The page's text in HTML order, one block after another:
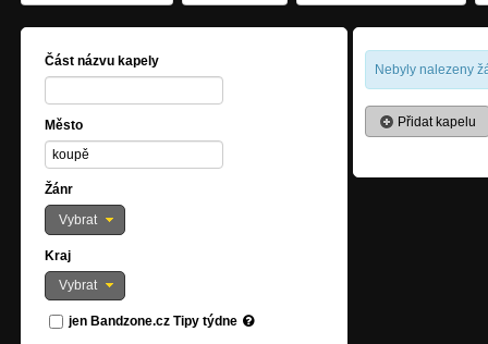
Část názvu kapely
Město
Žánr
Vybrat
Kraj
Vybrat
jen Bandzone.cz Tipy týdne
Nebyly nalezeny
Přidat kapelu